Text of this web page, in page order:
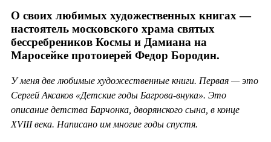
О своих любимых художественных книгах —
настоятель московского храма святых
бессребреников Космы и Дамиана на
Маросейке протоиерей Федор Бородин.
У меня две любимые художественные книги. Первая — это
Сергей Аксаков «Детские годы Багрова-внука». Это
описание детства Барчонка, дворянского сына, в конце
XVIII века. Написано им многие годы спустя.